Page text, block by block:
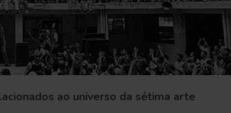
ao universo da sétima arte